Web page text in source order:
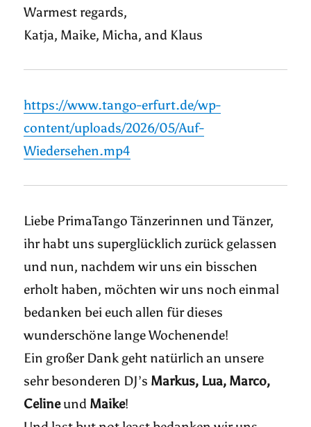
Warmest regards,
Katja, Maike, Micha, and Klaus
https://www.tango-erfurt.de/wp-
content/uploads/2026/05/Auf-
Wiedersehen.mp4
Liebe PrimaTango Tänzerinnen und Tänzer,
ihr habt uns superglücklich zurück gelassen
und nun, nachdem wir uns ein bisschen
erholt haben, möchten wir uns noch einmal
bedanken bei euch allen für dieses
wunderschöne lange Wochenende!
Ein großer Dank geht natürlich an unsere
sehr besonderen DJ’s Markus, Lua, Marco,
Celineund Maike!